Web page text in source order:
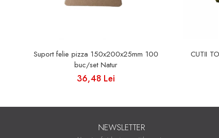
Suport felie pizza 150x200x25mm 100
buc/set Natur
36,48 Lei
CUTII
NEWSLETTER